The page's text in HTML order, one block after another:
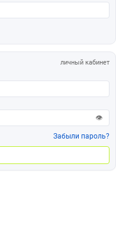
личный кабинет
👁
Забыли пароль?